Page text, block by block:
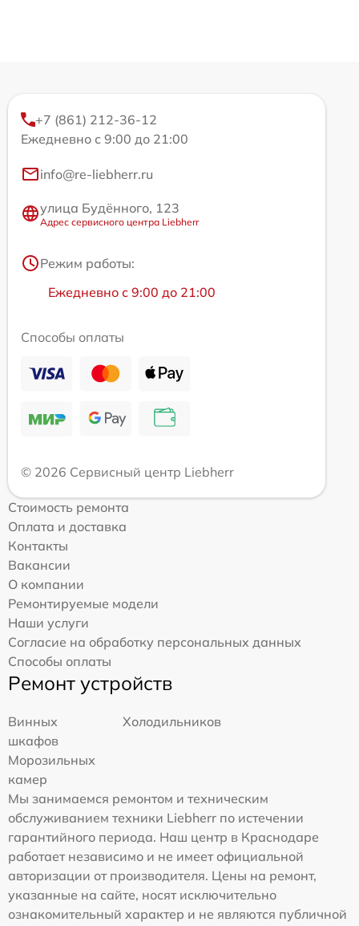
+7 (861) 212-36-12
Ежедневно с 9:00 до 21:00
info@re-liebherr.ru
улица Будённого, 123
Адрес сервисного центра Liebherr
Режим работы:
Ежедневно с 9:00 до 21:00
Способы оплаты
© 2026 Сервисный центр Liebherr
Стоимость ремонта
Оплата и доставка
Контакты
Вакансии
О компании
Ремонтируемые модели
Наши услуги
Согласие на обработку персональных данных
Способы оплаты
Ремонт устройств
Винных
шкафов
Холодильников
Морозильных
камер
Мы занимаемся ремонтом и техническим
обслуживанием техники Liebherr по истечении
гарантийного периода. Наш центр в Краснодаре
работает независимо и не имеет официальной
авторизации от производителя. Цены на ремонт,
указанные на сайте, носят исключительно
ознакомительный характер и не являются публичной